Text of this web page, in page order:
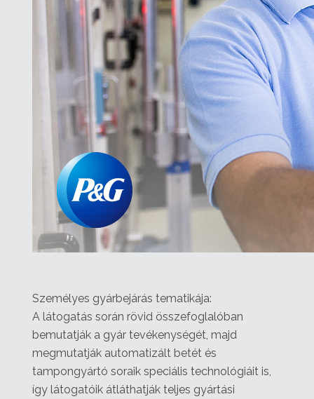
Személyes gyárbejárás tematikája:
A látogatás során rövid összefoglalóban
bemutatják a gyár tevékenységét, majd
megmutatják automatizált betét és
tampongyártó soraik speciális technológiáit is,
így látogatóik átláthatják teljes gyártási